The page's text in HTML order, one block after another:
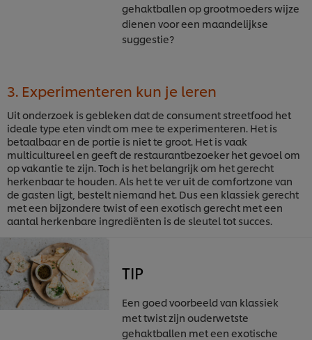
gehaktballen op grootmoeders wijze
dienen voor een maandelijkse
suggestie?
3. Experimenteren kun je leren
Uit onderzoek is gebleken dat de consument streetfood het
ideale type eten vindt om mee te experimenteren. Het is
betaalbaar en de portie is niet te groot. Het is vaak
multicultureel en geeft de restaurantbezoeker het gevoel om
op vakantie te zijn. Toch is het belangrijk om het gerecht
herkenbaar te houden. Als het te ver uit de comfortzone van
de gasten ligt, bestelt niemand het. Dus een klassiek gerecht
met een bijzondere twist of een exotisch gerecht met een
aantal herkenbare ingrediënten is de sleutel tot succes.
TIP
Een goed voorbeeld van klassiek
met twist zijn ouderwetste
gehaktballen met een exotische